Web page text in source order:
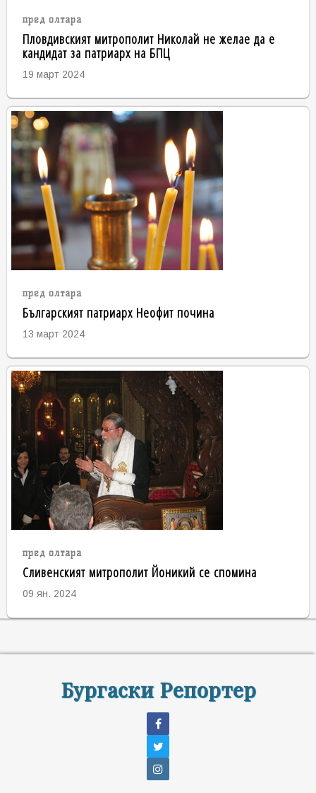
пред олтара
Пловдивският митрополит Николай не желае да е
кандидат за патриарх на БПЦ
19 март 2024
пред олтара
Българският патриарх Неофит почина
13 март 2024
пред олтара
Сливенският митрополит Йоникий се спомина
09 ян. 2024
Бургаски Репортер